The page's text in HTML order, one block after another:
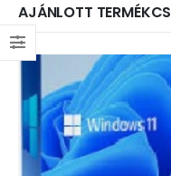
AJÁNLOTT